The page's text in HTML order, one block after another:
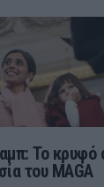
Το κρυφό
του MAGA